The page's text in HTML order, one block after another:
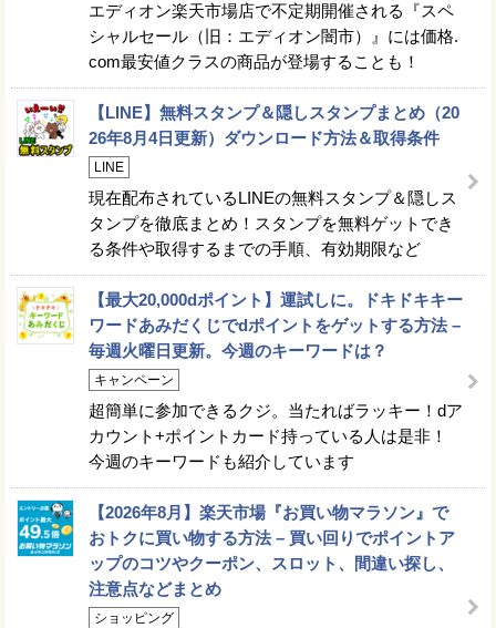
エディオン楽天市場店で不定期開催される『スペ
シャルセール（旧：エディオン闇市）』には価格.
com最安値クラスの商品が登場することも！
【LINE】無料スタンプ＆隠しスタンプまとめ（20
26年8月4日更新）ダウンロード方法＆取得条件
LINE
現在配布されているLINEの無料スタンプ＆隠しス
タンプを徹底まとめ！スタンプを無料ゲットでき
る条件や取得するまでの手順、有効期限など
【最大20,000dポイント】運試しに。ドキドキキー
ワードあみだくじでdポイントをゲットする方法 –
毎週火曜日更新。今週のキーワードは？
キャンペーン
超簡単に参加できるクジ。当たればラッキー！dア
カウント+ポイントカード持っている人は是非！
今週のキーワードも紹介しています
【2026年8月】楽天市場『お買い物マラソン』で
おトクに買い物する方法 – 買い回りでポイントア
ップのコツやクーポン、スロット、間違い探し、
注意点などまとめ
ショッピング